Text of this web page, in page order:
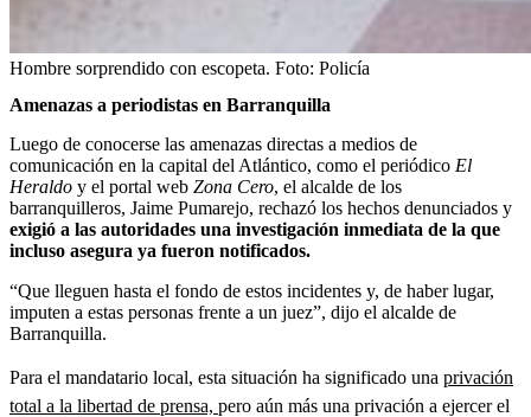
Hombre sorprendido con escopeta. Foto: Policía
Amenazas a periodistas en Barranquilla
Luego de conocerse las amenazas directas a medios de
comunicación en la capital del Atlántico, como el periódico El
Heraldo y el portal web Zona Cero, el alcalde de los
barranquilleros, Jaime Pumarejo, rechazó los hechos denunciados y
exigió a las autoridades una investigación inmediata de la que
incluso asegura ya fueron notificados.
“Que lleguen hasta el fondo de estos incidentes y, de haber lugar,
imputen a estas personas frente a un juez”, dijo el alcalde de
Barranquilla.
Para el mandatario local, esta situación ha significado una privación
total a la libertad de prensa, pero aún más una privación a ejercer el